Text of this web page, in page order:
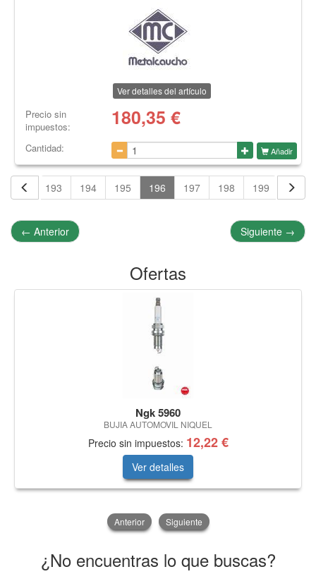
Ver detalles del artículo
Precio sin
impuestos:
180,35 €
Cantidad: Añadir
192 193 194 195 196 197 198 199 200
← Anterior Siguiente →
Ofertas
Ngk 5960
BUJIA AUTOMOVIL NIQUEL
Precio sin impuestos: 12,22 €
Ver detalles
Anterior Siguiente
¿No encuentras lo que buscas?